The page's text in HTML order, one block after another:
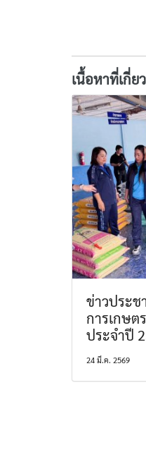
เนื้อหาที่เกี่ย
ข่าวประ
การเกษต
ประจำปี
24 มี.ค. 2569